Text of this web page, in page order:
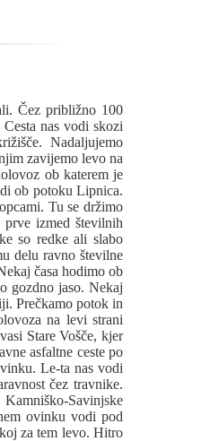
Čez približno 100
nas vodi skozi
Nadaljujemo
zavijemo levo na
ob katerem je
ob potoku Lipnica.
Tu se držimo
izmed številnih
so redke ali slabo
delu ravno številne
časa hodimo ob
gozdno jaso. Nekaj
Prečkamo potok in
na levi strani
Stare Vošče, kjer
asfaltne ceste po
Le-ta nas vodi
čez travnike.
Savinjske
ovinku vodi pod
za tem levo. Hitro